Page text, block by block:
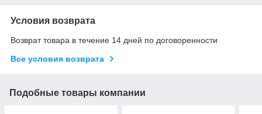
Условия возврата
Возврат товара в течение 14 дней по договоренности
Все условия возврата
Подобные товары компании